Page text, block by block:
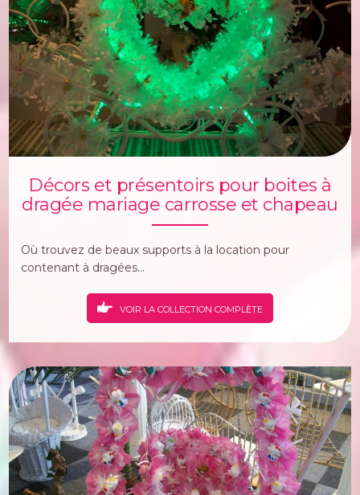
Décors et présentoirs pour boites à
dragée mariage carrosse et chapeau
Où trouvez de beaux supports à la location pour
contenant à dragées...
VOIR LA COLLECTION COMPLÈTE